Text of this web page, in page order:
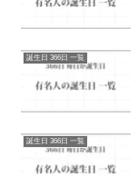
誕生日 366日 一覧
誕生日 366日 一覧